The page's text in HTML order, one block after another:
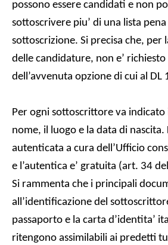
possono essere candidati e non
sottoscrivere piu’ di una lista pena
sottoscrizione. Si precisa che, per
delle candidature, non e’
dell’avvenuta opzione di cui al DL
Per ogni sottoscrittore va indicato
nome, il luogo e la data di nascita.
autenticata a cura dell’Ufficio
e l’autentica e’ gratuita (art. 34
Si rammenta che i principali
all’identificazione del
passaporto e la carta d’identita’
ritengono assimilabili ai predetti